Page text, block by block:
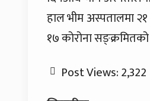
हाल भीम अस्पतालमा
१७ कोरोना
Post Views:2,322